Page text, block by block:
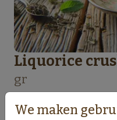
Liquorice
gr
incl. 6% BTW
We maken